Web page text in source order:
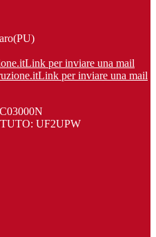
Link per inviare una mail
Link per inviare una mail
UF2UPW